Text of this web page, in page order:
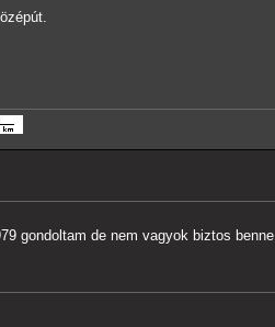
gondoltam de nem vagyok biztos benne.